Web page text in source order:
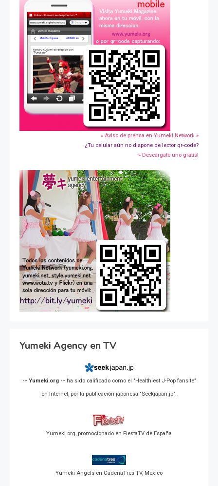
» Aviso de prensa en Yumeki Network »
¿Tu celular aún no dispone de lector qr-code?
» Descárgate uno gratis!
Yumeki Agency en TV
-- Yumeki.org -- ha sido calificado como el "Healthiest J-Pop fansite"
en Internet, por la publicación japonesa "Seekjapan.jp".
Yumeki.org, promocionado en FiestaTV de España
Yumeki Angels en CadenaTres TV, Mexico